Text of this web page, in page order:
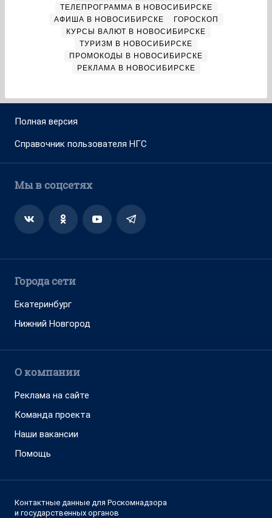
ТЕЛЕПРОГРАММА В НОВОСИБИРСКЕ
АФИША В НОВОСИБИРСКЕ
ГОРОСКОП
КУРСЫ ВАЛЮТ В НОВОСИБИРСКЕ
ТУРИЗМ В НОВОСИБИРСКЕ
ПРОМОКОДЫ В НОВОСИБИРСКЕ
РЕКЛАМА В НОВОСИБИРСКЕ
Полная версия
Справочник пользователя НГС
Мы в соцсетях
Города сети
Екатеринбург
Нижний Новгород
О компании
Реклама на сайте
Команда проекта
Наши вакансии
Помощь
Контактные данные для Роскомнадзора
и государственных органов